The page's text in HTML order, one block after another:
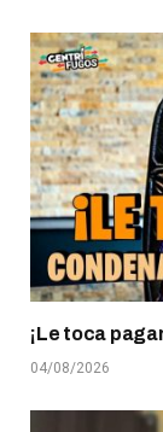
¡Le toca
04/08/2026